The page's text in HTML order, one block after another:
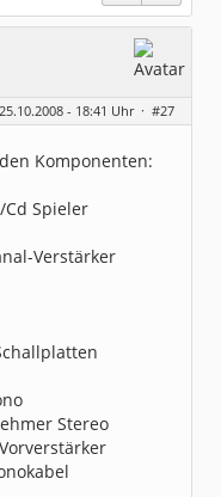
25.10.2008 - 18:41 Uhr · #27
Komponenten:
Cd Spieler
Verstärker
Stereo